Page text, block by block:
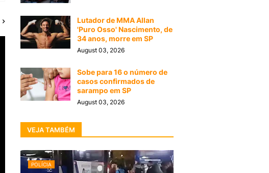
Lutador de MMA Allan
'Puro Osso' Nascimento, de
34 anos, morre em SP
August 03, 2026
Sobe para 16 o número de
casos confirmados de
sarampo em SP
August 03, 2026
VEJA TAMBÉM
POLÍCIA